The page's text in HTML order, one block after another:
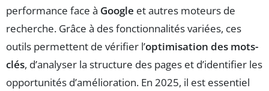
performance face à Google et autres moteurs de
recherche. Grâce à des fonctionnalités variées, ces
outils permettent de vérifier l’optimisation des mots-
clés, d’analyser la structure des pages et d’identifier les
opportunités d’amélioration. En 2025, il est essentiel